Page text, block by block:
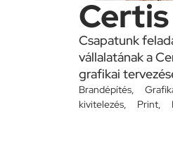
Csapatunk
vállalatának a
grafikai
Brandépítés,
kivitelezés, Print,